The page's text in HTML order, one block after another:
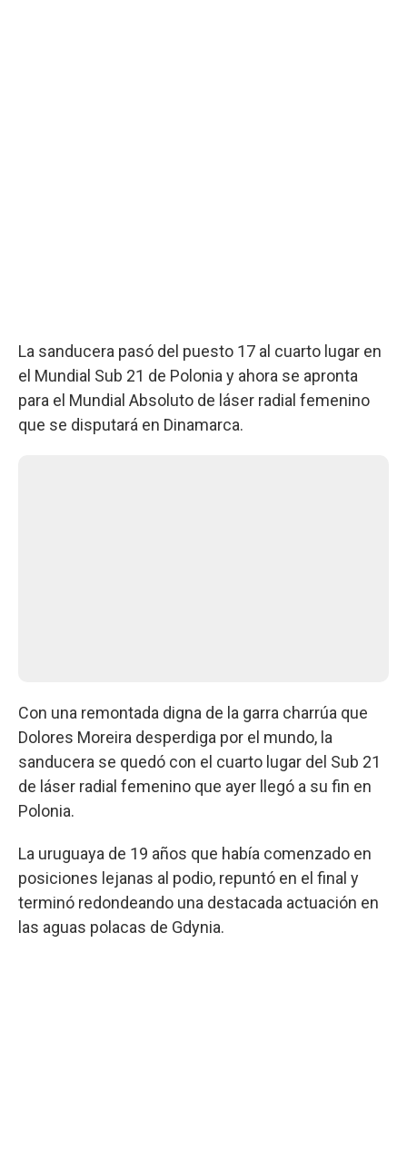
La sanducera pasó del puesto 17 al cuarto lugar en
el Mundial Sub 21 de Polonia y ahora se apronta
para el Mundial Absoluto de láser radial femenino
que se disputará en Dinamarca.
Con una remontada digna de la garra charrúa que
Dolores Moreira desperdiga por el mundo, la
sanducera se quedó con el cuarto lugar del Sub 21
de láser radial femenino que ayer llegó a su fin en
Polonia.
La uruguaya de 19 años que había comenzado en
posiciones lejanas al podio, repuntó en el final y
terminó redondeando una destacada actuación en
las aguas polacas de Gdynia.